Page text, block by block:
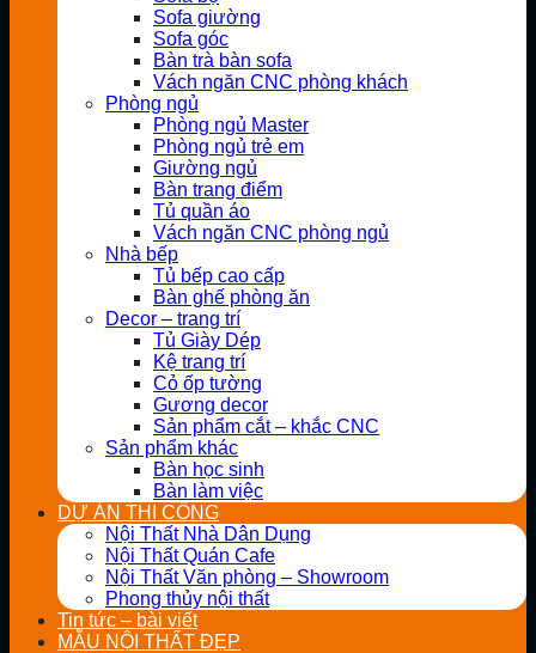
Sofa giường
Sofa góc
Bàn trà bàn sofa
Vách ngăn CNC phòng khách
Phòng ngủ
Phòng ngủ Master
Phòng ngủ trẻ em
Giường ngủ
Bàn trang điểm
Tủ quần áo
Vách ngăn CNC phòng ngủ
Nhà bếp
Tủ bếp cao cấp
Bàn ghế phòng ăn
Decor – trang trí
Tủ Giày Dép
Kệ trang trí
Cỏ ốp tường
Gương decor
Sản phẩm cắt – khắc CNC
Sản phẩm khác
Bàn học sinh
Bàn làm việc
DỰ ÁN THI CÔNG
Nội Thất Nhà Dân Dụng
Nội Thất Quán Cafe
Nội Thất Văn phòng – Showroom
Phong thủy nội thất
Tin tức – bài viết
MẪU NỘI THẤT ĐẸP